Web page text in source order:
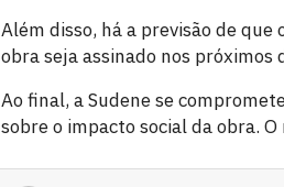
Além disso, há a previsão de
obra seja assinado nos próximos
Ao final, a Sudene se
sobre o impacto social da obra.